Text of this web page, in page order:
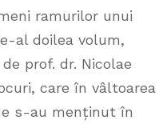
ramurilor unui
al doilea volum,
prof. dr. Nicolae
care în vâltoarea
s-au menținut în